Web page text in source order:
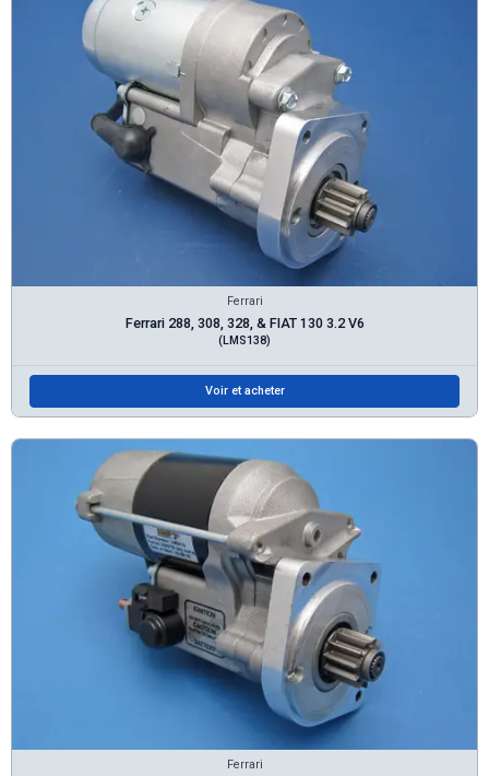
Ferrari
Ferrari 288, 308, 328, & FIAT 130 3.2 V6
(LMS138)
Voir et acheter
Ferrari